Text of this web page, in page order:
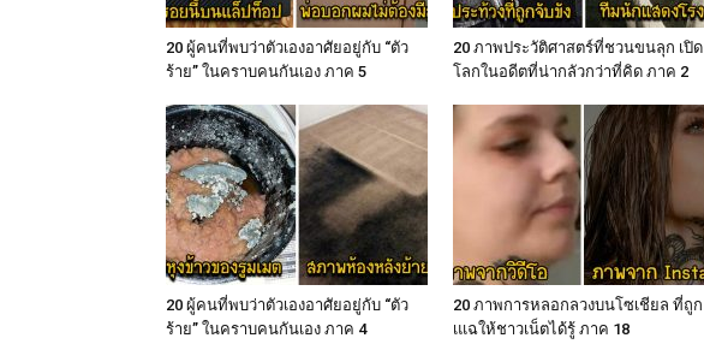
20 ผู้คนที่พบว่าตัวเองอาศัยอยู่กับ “ตัว
ร้าย” ในคราบคนกันเอง ภาค 5
20 ภาพประวัติศาสตร์ที่ชวนขนลุก เปิด
โลกในอดีตที่น่ากลัวกว่าที่คิด ภาค 2
20 ผู้คนที่พบว่าตัวเองอาศัยอยู่กับ “ตัว
ร้าย” ในคราบคนกันเอง ภาค 4
20 ภาพการหลอกลวงบนโซเชียล ที่ถูก
เแฉให้ชาวเน็ตได้รู้ ภาค 18